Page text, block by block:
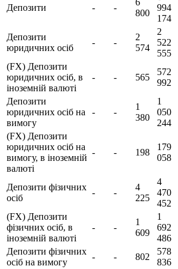
Депозити - -
800
994
174
Депозити
юридичних осіб
- -
2
574
2
522
555
(FX) Депозити
юридичних осіб, в
іноземній валюті
- - 565
572
992
Депозити
юридичних осіб на
вимогу
- -
1
380
1
050
244
(FX) Депозити
юридичних осіб на
вимогу, в іноземній
валюті
- - 198
179
058
Депозити фізичних
осіб
- -
4
225
4
470
452
(FX) Депозити
фізичних осіб, в
іноземній валюті
- -
1
609
1
692
486
Депозити фізичних
осіб на вимогу
- - 802
578
836